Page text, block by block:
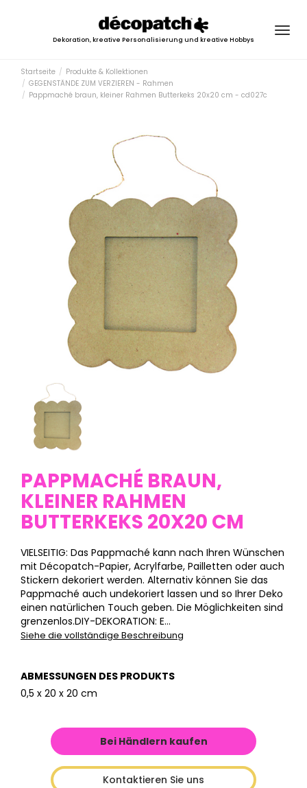
Dekoration, kreative Personalisierung und kreative Hobbys
Startseite
Produkte & Kollektionen
GEGENSTÄNDE ZUM VERZIEREN - Rahmen
Pappmaché braun, kleiner Rahmen Butterkeks 20x20 cm - cd027c
PAPPMACHÉ BRAUN,
KLEINER RAHMEN
BUTTERKEKS 20X20 CM
VIELSEITIG: Das Pappmaché kann nach Ihren Wünschen
mit Décopatch-Papier, Acrylfarbe, Pailletten oder auch
Stickern dekoriert werden. Alternativ können Sie das
Pappmaché auch undekoriert lassen und so Ihrer Deko
einen natürlichen Touch geben. Die Möglichkeiten sind
grenzenlos.DIY-DEKORATION: E...
Siehe die vollständige Beschreibung
ABMESSUNGEN DES PRODUKTS
0,5 x 20 x 20 cm
Bei Händlern kaufen
Kontaktieren Sie uns